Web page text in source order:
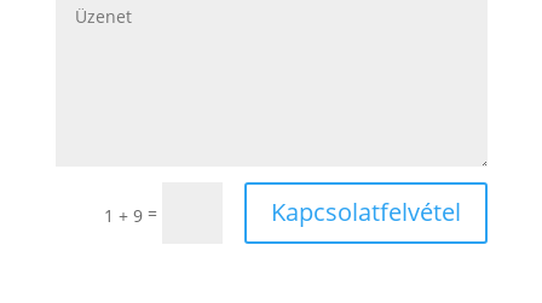
1 + 9 = Kapcsolatfelvétel